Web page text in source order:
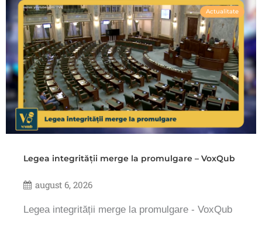
Actualitate
Legea integrității merge la promulgare – VoxQub
august 6, 2026
Legea integrității merge la promulgare - VoxQub